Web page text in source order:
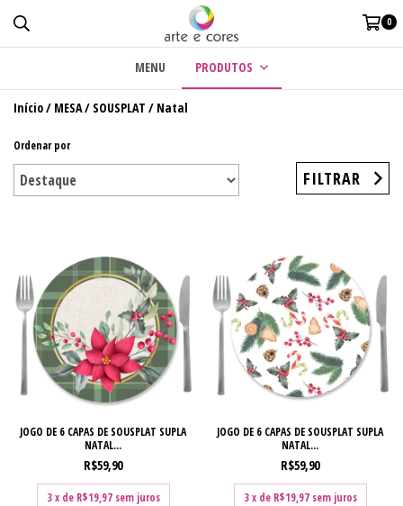
0
MENU PRODUTOS
Início/ MESA/ SOUSPLAT / Natal
Ordenar por
FILTRAR
JOGO DE 6 CAPAS DE SOUSPLAT SUPLA
NATAL...
R$59,90
3 x de R$19,97 sem juros
JOGO DE 6 CAPAS DE SOUSPLAT SUPLA
NATAL...
R$59,90
3 x de R$19,97 sem juros